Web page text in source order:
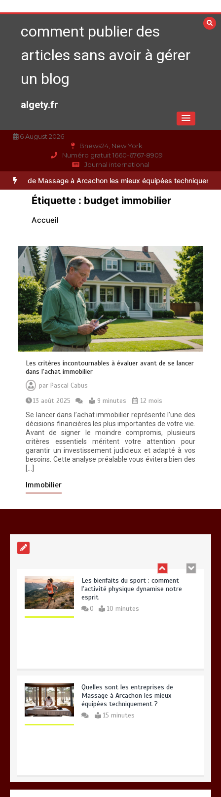
au
contenucomment publier des
articles sans avoir à gérer
un blog
algety.fr
6 August 2026
Bnews24, New York
Numéro gratuit 1660-6767-8909
Journal international
à Arcachon les mieux équipées techniquement ?
Étiquette : budget immobilier
Accueil
Les critères incontournables à évaluer avant de se lancer
dans l’achat immobilier
par Pascal Cabus
13 août 2025
9 minutes
12 mois
Se lancer dans l’achat immobilier représente l’une des
décisions financières les plus importantes de votre vie.
Avant de signer le moindre compromis, plusieurs
critères essentiels méritent votre attention pour
garantir un investissement judicieux et adapté à vos
besoins. Cette analyse préalable vous évitera bien des
Immobilier
Quelles sont les entreprises de
Massage à Arcachon les mieux
équipées techniquement ?
15 minutes
Les meilleures applis mobiles pour
réussir vos road trips à moto
Les bienfaits du sport : comment
l’activité physique dynamise notre
esprit
0 10 minutes
Quelles sont les entreprises de
Massage à Arcachon les mieux
équipées techniquement ?
15 minutes